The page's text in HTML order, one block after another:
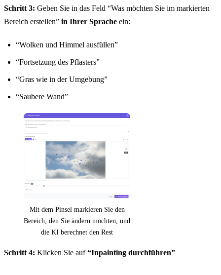
Schritt 3: Geben Sie in das Feld “Was möchten Sie im markierten
Bereich erstellen” in Ihrer Sprache ein:
“Wolken und Himmel ausfüllen”
“Fortsetzung des Pflasters”
“Gras wie in der Umgebung”
“Saubere Wand”
Mit dem Pinsel markieren Sie den
Bereich, den Sie ändern möchten, und
die KI berechnet den Rest
Schritt 4: Klicken Sie auf“Inpainting durchführen”
Vorher Nachher